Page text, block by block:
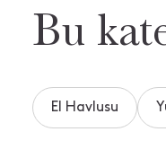
Bu
El Havlusu